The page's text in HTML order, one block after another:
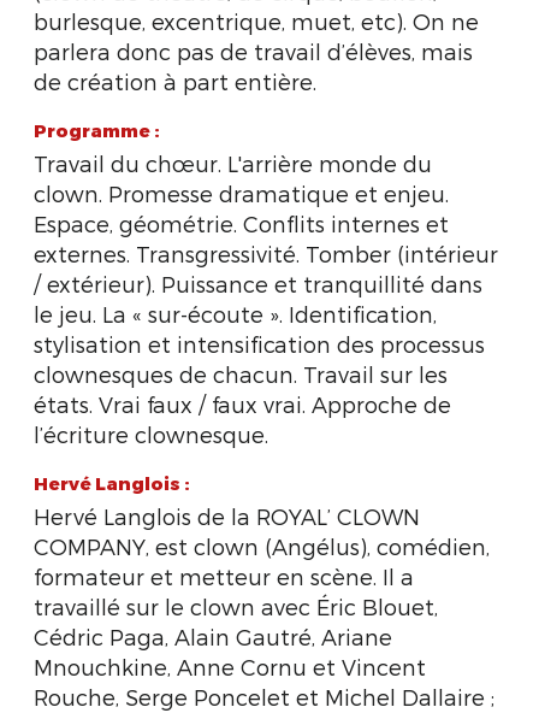
burlesque, excentrique, muet, etc). On ne
parlera donc pas de travail d’élèves, mais
de création à part entière.
Programme :
Travail du chœur. L'arrière monde du
clown. Promesse dramatique et enjeu.
Espace, géométrie. Conflits internes et
externes. Transgressivité. Tomber (intérieur
/ extérieur). Puissance et tranquillité dans
le jeu. La « sur-écoute ». Identification,
stylisation et intensification des processus
clownesques de chacun. Travail sur les
états. Vrai faux / faux vrai. Approche de
l’écriture clownesque.
Hervé Langlois :
Hervé Langlois de la ROYAL’ CLOWN
COMPANY, est clown (Angélus), comédien,
formateur et metteur en scène. Il a
travaillé sur le clown avec Éric Blouet,
Cédric Paga, Alain Gautré, Ariane
Mnouchkine, Anne Cornu et Vincent
Rouche, Serge Poncelet et Michel Dallaire ;